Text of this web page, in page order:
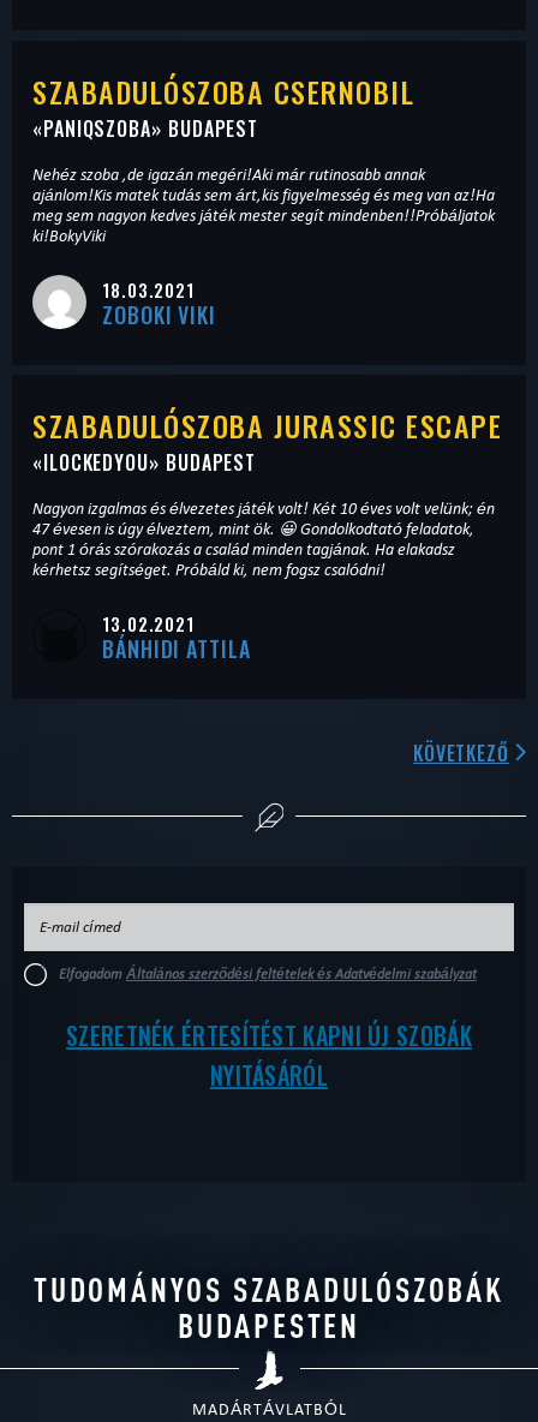
SZABADULÓSZOBA CSERNOBIL
«PANIQSZOBA» BUDAPEST
Nehéz szoba ,de igazán megéri!Aki már rutinosabb annak
ajánlom!Kis matek tudás sem árt,kis figyelmesség és meg van az!Ha
meg sem nagyon kedves játék mester segít mindenben!!Próbáljatok
ki!BokyViki
18.03.2021
ZOBOKI VIKI
SZABADULÓSZOBA JURASSIC ESCAPE
«ILOCKEDYOU» BUDAPEST
Nagyon izgalmas és élvezetes játék volt! Két 10 éves volt velünk; én
47 évesen is úgy élveztem, mint ök. 😀 Gondolkodtató feladatok,
pont 1 órás szórakozás a család minden tagjának. Ha elakadsz
kérhetsz segítséget. Próbáld ki, nem fogsz csalódni!
13.02.2021
BÁNHIDI ATTILA
KÖVETKEZŐ
Elfogadom Általános szerződési feltételek és Adatvédelmi szabályzat
SZERETNÉK ÉRTESÍTÉST KAPNI ÚJ SZOBÁK
NYITÁSÁRÓL
TUDOMÁNYOS SZABADULÓSZOBÁK
BUDAPESTEN
MADÁRTÁVLATBÓL